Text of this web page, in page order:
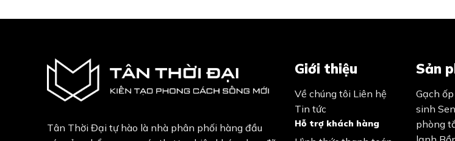
Tân Thời Đại tự hào là nhà phân phối hàng đầu
Giới thiệu
Về chúng tôi Liên hệ
Tin tức
Hỗ trợ khách hàng
Sản
Gạch
sinh
phòng